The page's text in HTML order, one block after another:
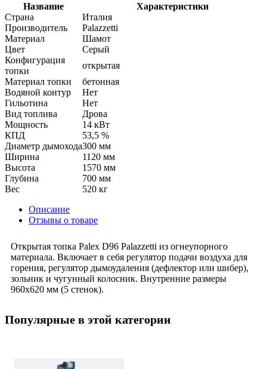
Название
Характеристики
Страна
Италия
Производитель
Palazzetti
Материал
Шамот
Цвет
Серый
Конфигурация
топки
открытая
Материал топки
бетонная
Водяной контур
Нет
Гильотина
Нет
Вид топлива
Дрова
Мощность
14 кВт
КПД
53,5 %
Диаметр дымохода300 мм
Ширина
1120 мм
Высота
1570 мм
Глубина
700 мм
Вес
520 кг
Описание
Отзывы о товаре
Открытая топка Palex D96 Palazzetti из огнеупорного
материала. Включает в себя регулятор подачи воздуха для
горения, регулятор дымоудаления (дефлектор или шибер),
зольник и чугунный колосник. Внутренние размеры
960х620 мм (5 стенок).
Популярные в этой категории